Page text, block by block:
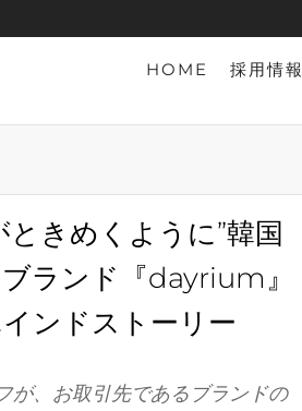
HOME 採用情報
ときめくように”韓国
ランド『dayrium』
ンドストーリー
が、お取引先であるブランドの